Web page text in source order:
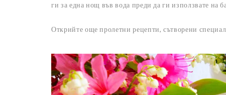
ги за една нощ във вода преди да ги използвате на
Открийте още пролетни рецепти, сътворени